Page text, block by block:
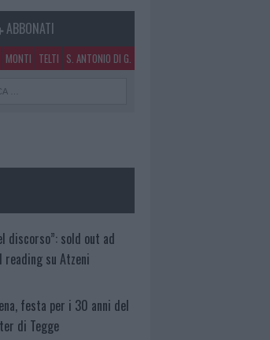
ABBONATI
MONTI TELTI S. ANTONIO DI G.
discorso”: sold out ad
reading su Atzeni
festa per i 30 anni del
di Tegge